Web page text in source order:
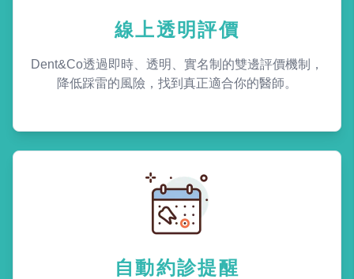
線上透明評價
Dent&Co透過即時、透明、實名制的雙邊評價機制，
降低踩雷的風險，找到真正適合你的醫師。
自動約診提醒